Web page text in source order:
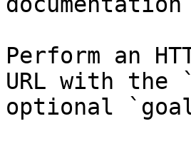
Perform an
URL with the
optional